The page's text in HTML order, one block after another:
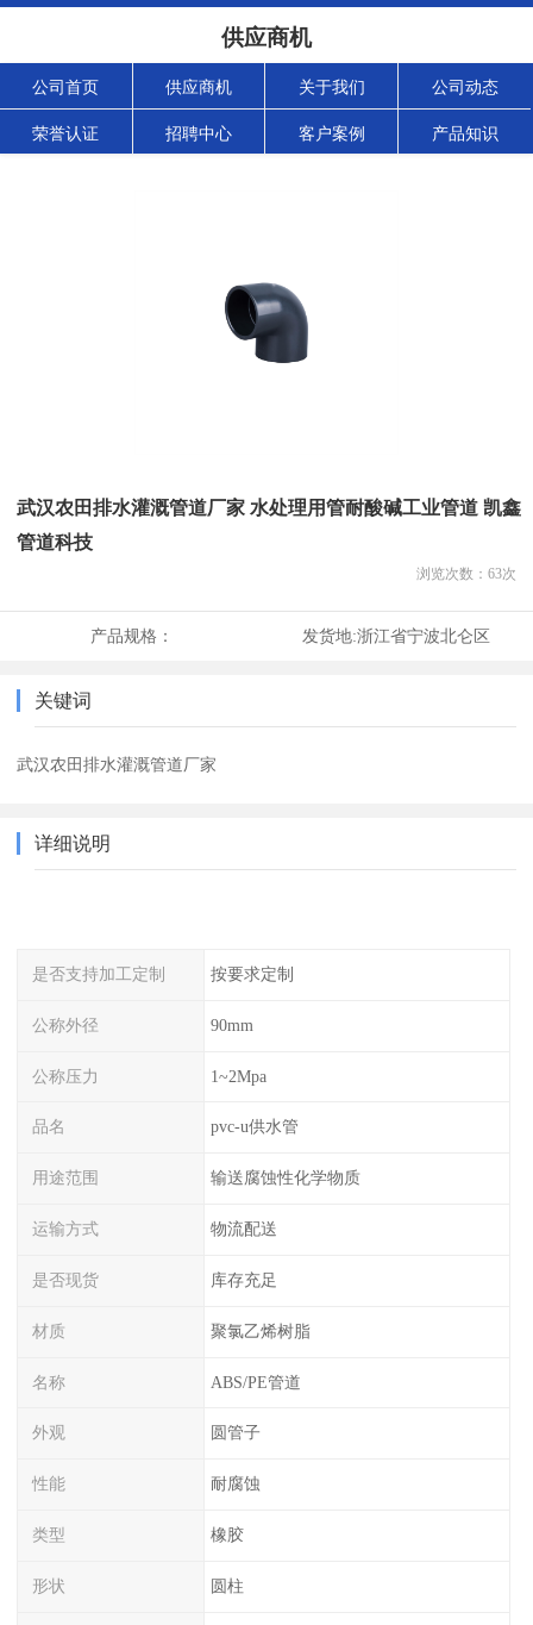
供应商机
公司首页 供应商机 关于我们 公司动态
荣誉认证 招聘中心 客户案例 产品知识
武汉农田排水灌溉管道厂家 水处理用管耐酸碱工业管道 凯鑫
管道科技
浏览次数： 63次
产品规格： 发货地:浙江省宁波北仑区
关键词
武汉农田排水灌溉管道厂家
详细说明
是否支持加工定制 按要求定制
公称外径 90mm
公称压力 1~2Mpa
品名 pvc-u供水管
用途范围 输送腐蚀性化学物质
运输方式 物流配送
是否现货 库存充足
材质 聚氯乙烯树脂
名称 ABS/PE管道
外观 圆管子
性能 耐腐蚀
类型 橡胶
形状 圆柱